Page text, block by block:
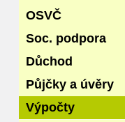
OSVČ
Soc. podpora
Důchod
Půjčky a úvěry
Výpočty